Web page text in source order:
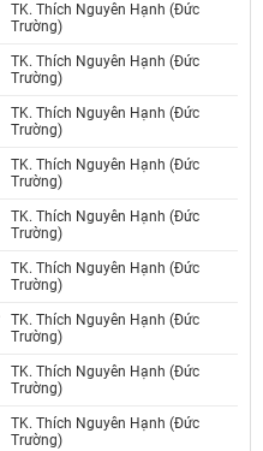
TK. Thích Nguyên Hạnh (Đức
Trường)
TK. Thích Nguyên Hạnh (Đức
Trường)
TK. Thích Nguyên Hạnh (Đức
Trường)
TK. Thích Nguyên Hạnh (Đức
Trường)
TK. Thích Nguyên Hạnh (Đức
Trường)
TK. Thích Nguyên Hạnh (Đức
Trường)
TK. Thích Nguyên Hạnh (Đức
Trường)
TK. Thích Nguyên Hạnh (Đức
Trường)
TK. Thích Nguyên Hạnh (Đức
Trường)